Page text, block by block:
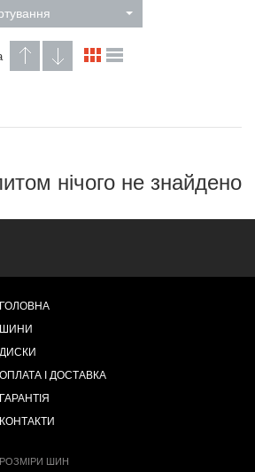
нічого не знайдено
ГОЛОВНА
ШИНИ
ДИСКИ
ОПЛАТА І ДОСТАВКА
ГАРАНТІЯ
КОНТАКТИ
РОЗМІРИ ШИН